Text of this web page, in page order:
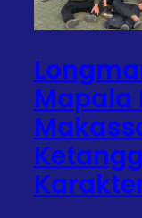
Mapala